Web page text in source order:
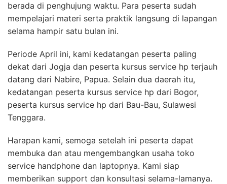
berada di penghujung waktu. Para peserta sudah
mempelajari materi serta praktik langsung di lapangan
selama hampir satu bulan ini.
Periode April ini, kami kedatangan peserta paling
dekat dari Jogja dan peserta kursus service hp terjauh
datang dari Nabire, Papua. Selain dua daerah itu,
kedatangan peserta kursus service hp dari Bogor,
peserta kursus service hp dari Bau-Bau, Sulawesi
Tenggara.
Harapan kami, semoga setelah ini peserta dapat
membuka dan atau mengembangkan usaha toko
service handphone dan laptopnya. Kami siap
memberikan support dan konsultasi selama-lamanya.